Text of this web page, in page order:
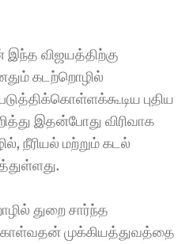
இந்த விஜயத்திற்கு
கடற்றொழில்
புதிய
இதன்போது விரிவாக
நீரியல் மற்றும் கடல்
துறை சார்ந்த
முக்கியத்துவத்தை